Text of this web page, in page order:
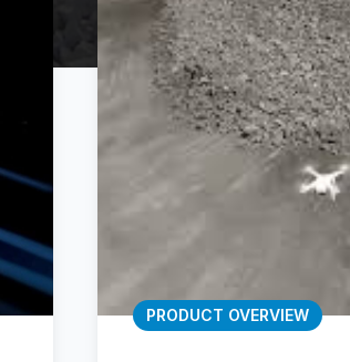
PRODUCT OVERVIEW